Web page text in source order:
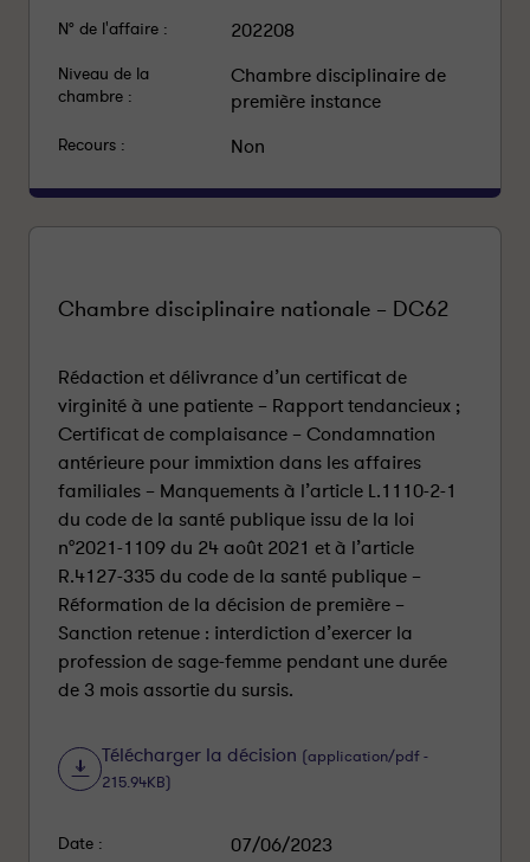
N° de l'affaire : 202208
Niveau de la
chambre :
Chambre disciplinaire de
première instance
Recours : Non
Chambre disciplinaire nationale – DC62
Rédaction et délivrance d’un certificat de
virginité à une patiente – Rapport tendancieux ;
Certificat de complaisance – Condamnation
antérieure pour immixtion dans les affaires
familiales – Manquements à l’article L.1110-2-1
du code de la santé publique issu de la loi
n°2021-1109 du 24 août 2021 et à l’article
R.4127-335 du code de la santé publique –
Réformation de la décision de première –
Sanction retenue : interdiction d’exercer la
profession de sage-femme pendant une durée
de 3 mois assortie du sursis.
Télécharger la décision (application/pdf -
215.94KB)
Date : 07/06/2023